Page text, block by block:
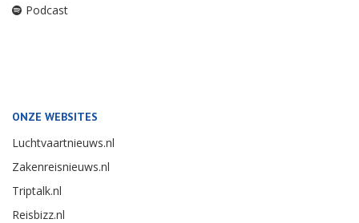
Podcast
ONZE WEBSITES
Luchtvaartnieuws.nl
Zakenreisnieuws.nl
Triptalk.nl
Reisbizz.nl